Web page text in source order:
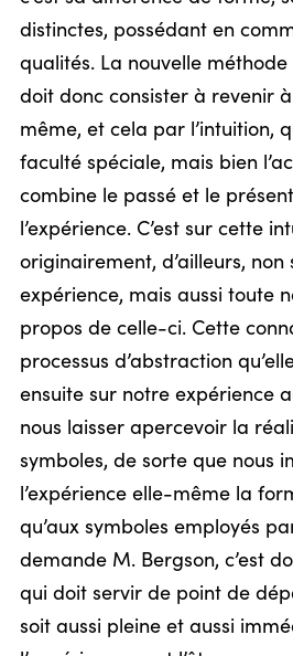
distinctes, possédant en
qualités. La nouvelle
doit donc consister à revenir
même, et cela par l’intuition,
faculté spéciale, mais bien
combine le passé et le
l’expérience. C’est sur cette
originairement, d’ailleurs,
expérience, mais aussi toute
propos de celle-ci. Cette
processus d’abstraction
ensuite sur notre expérience
nous laisser apercevoir la
symboles, de sorte que nous
l’expérience elle-même la
qu’aux symboles employés
demande M. Bergson, c’est
qui doit servir de point de
soit aussi pleine et aussi